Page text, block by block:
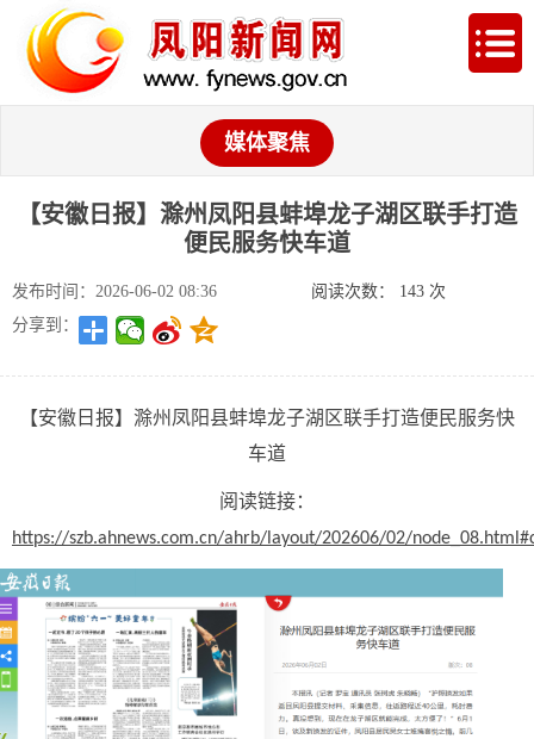
媒体聚焦
【安徽日报】滁州凤阳县蚌埠龙子湖区联手打造
便民服务快车道
发布时间：2026-06-02 08:36 阅读次数： 143 次
分享到：
【安徽日报】滁州凤阳县蚌埠龙子湖区联手打造便民服务快
车道
阅读链接：
https://szb.ahnews.com.cn/ahrb/layout/202606/02/